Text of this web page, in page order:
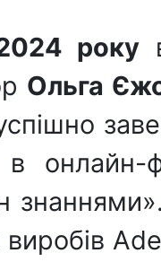
року
Ольга
онлайн-